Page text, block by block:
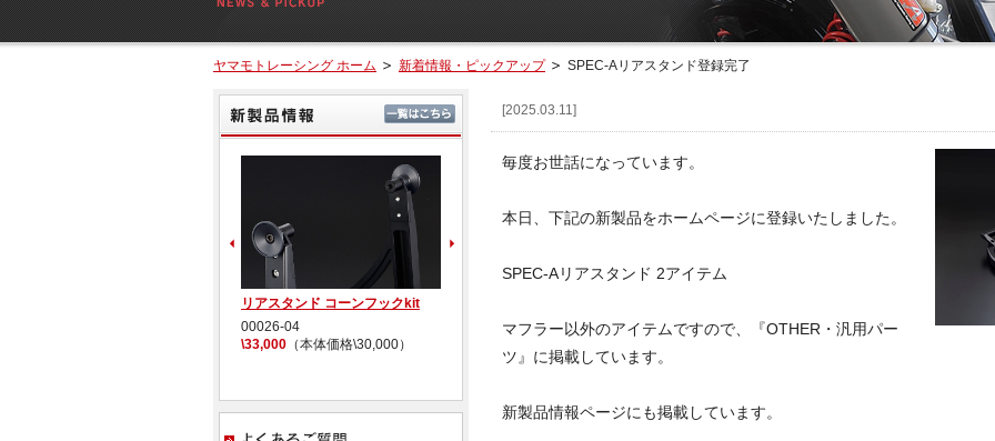
ヤマモトレーシング ホーム 新着情報・ピックアップ SPEC-Aリアスタンド登録完了
[2025.03.11]
毎度お世話になっています。
本日、下記の新製品をホームページに登録いたしました。
SPEC-Aリアスタンド 2アイテム
マフラー以外のアイテムですので、『OTHER・汎用パー
ツ』に掲載しています。
新製品情報ページにも掲載しています。
新製品情報
リアスタンド コーンフックkit
00026-04
\33,000 （本体価格\30,000）
00027-06
00026-03
よくあるご質問